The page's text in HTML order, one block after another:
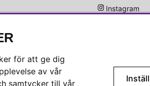
Instagram
för att ge dig
av vår
samtycker till vår